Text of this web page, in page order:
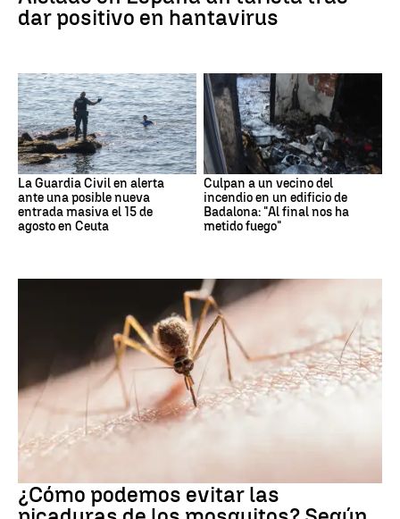
dar positivo en hantavirus
La Guardia Civil en alerta
ante una posible nueva
entrada masiva el 15 de
agosto en Ceuta
Culpan a un vecino del
incendio en un edificio de
Badalona: "Al final nos ha
metido fuego"
¿Cómo podemos evitar las